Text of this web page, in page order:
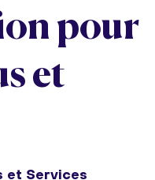
pour
et
et Services